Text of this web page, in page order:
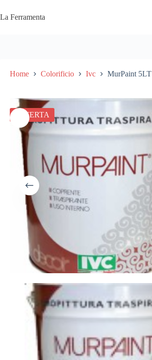
al
contenuto
La Ferramenta
Home Colorificio Ivc MurPaint 5LT
OFFERTA